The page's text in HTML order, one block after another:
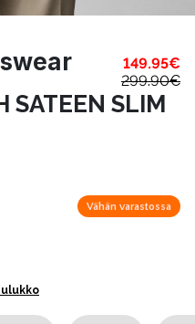
149.95€
299.90€
SATEEN SLIM
Vähän varastossa